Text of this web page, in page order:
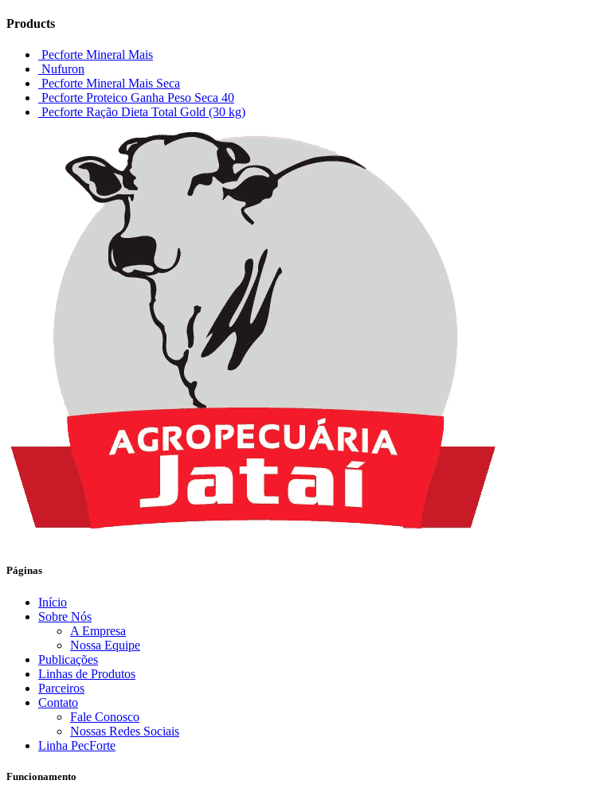
Products
Pecforte Mineral Mais
Nufuron
Pecforte Mineral Mais Seca
Pecforte Proteico Ganha Peso Seca 40
Pecforte Ração Dieta Total Gold (30 kg)
Páginas
Início
Sobre Nós
A Empresa
Nossa Equipe
Publicações
Linhas de Produtos
Parceiros
Contato
Fale Conosco
Nossas Redes Sociais
Linha PecForte
Funcionamento